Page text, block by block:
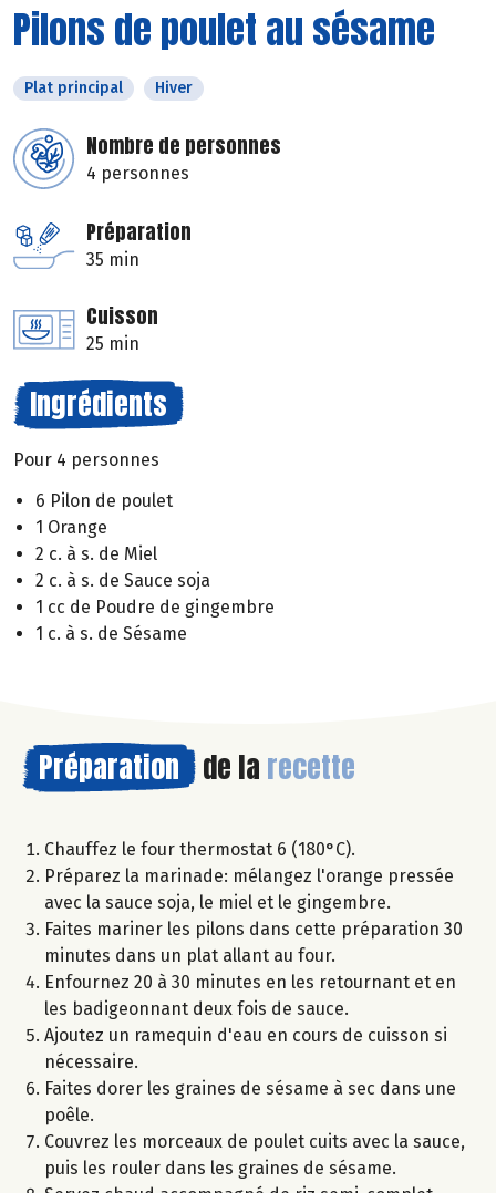
Pilons de poulet au sésame
Plat principal Hiver
Nombre de personnes
4 personnes
Préparation
35 min
Cuisson
25 min
Ingrédients
Pour 4 personnes
6 Pilon de poulet
1 Orange
2 c. à s. de Miel
2 c. à s. de Sauce soja
1 cc de Poudre de gingembre
1 c. à s. de Sésame
Préparation de la recette
Chauffez le four thermostat 6 (180°C).
Préparez la marinade: mélangez l'orange pressée
avec la sauce soja, le miel et le gingembre.
Faites mariner les pilons dans cette préparation 30
minutes dans un plat allant au four.
Enfournez 20 à 30 minutes en les retournant et en
les badigeonnant deux fois de sauce.
Ajoutez un ramequin d'eau en cours de cuisson si
nécessaire.
Faites dorer les graines de sésame à sec dans une
poêle.
Couvrez les morceaux de poulet cuits avec la sauce,
puis les rouler dans les graines de sésame.